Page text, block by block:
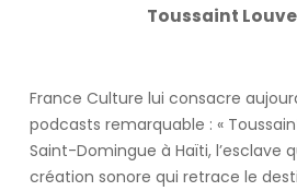
Toussaint
France Culture lui consacre
podcasts remarquable : «
Saint-Domingue à Haïti, l’esclave
création sonore qui retrace le